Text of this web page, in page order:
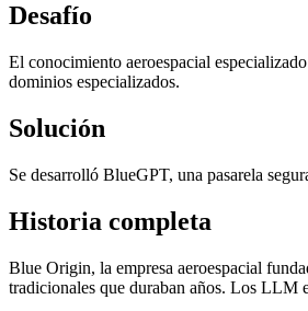
Desafío
El conocimiento aeroespacial
dominios especializados.
Solución
Se desarrolló BlueGPT, una pasarela
Historia completa
Blue Origin, la empresa aeroespacial
tradicionales que duraban años. Los LLM